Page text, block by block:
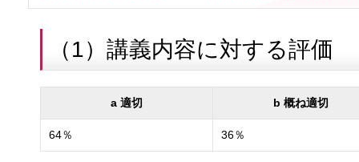
（1）講義内容に対する評価
a 適切 b 概ね適切
64％ 36％